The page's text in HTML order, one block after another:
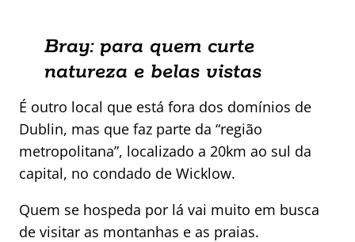
Bray: para quem curte
natureza e belas vistas
É outro local que está fora dos domínios de
Dublin, mas que faz parte da “região
metropolitana”, localizado a 20km ao sul da
capital, no condado de Wicklow.
Quem se hospeda por lá vai muito em busca
de visitar as montanhas e as praias.